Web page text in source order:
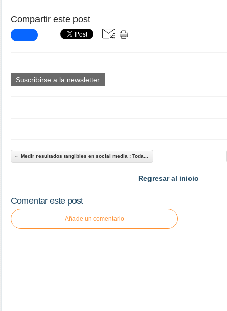
Compartir este post
Suscribirse a la newsletter
Medir resultados tangibles en social media : Toda...
Regresar al inicio
Comentar este post
Añade un comentario